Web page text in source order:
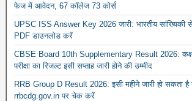
फेज में आवेदन, 67 कॉलेज 73 कोर्स
UPSC ISS Answer Key 2026 जारी: भारतीय सांख्यिकी
PDF डाउनलोड करें
CBSE Board 10th Supplementary Result 2026: कक्षा
परीक्षा का रिजल्ट इसी सप्ताह जारी होने की उम्मीद
RRB Group D Result 2026: इसी महीने जारी हो सकता है
rrbcdg.gov.in पर चेक करें